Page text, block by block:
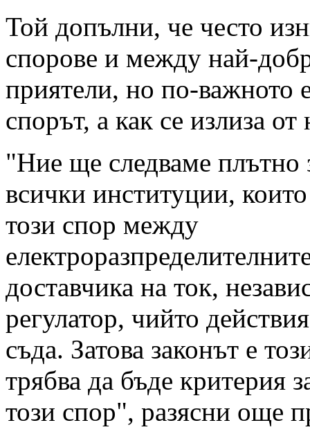
Той допълни, че често
спорове и между най-
приятели, но по-важното
спорът, а как се излиза от
"Ние ще следваме плътно
всички институции,
този спор между
доставчика на ток,
регулатор, чийто
съда. Затова законът е
трябва да бъде критерия
този спор", разясни още